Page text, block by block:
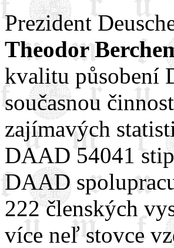
Prezident
Theodor
kvalitu působení
současnou
zajímavých
DAAD 54041
DAAD
222 členských
více neľ stovce